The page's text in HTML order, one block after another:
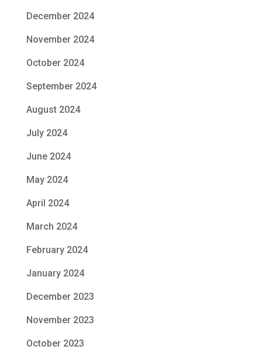
December 2024
November 2024
October 2024
September 2024
August 2024
July 2024
June 2024
May 2024
April 2024
March 2024
February 2024
January 2024
December 2023
November 2023
October 2023